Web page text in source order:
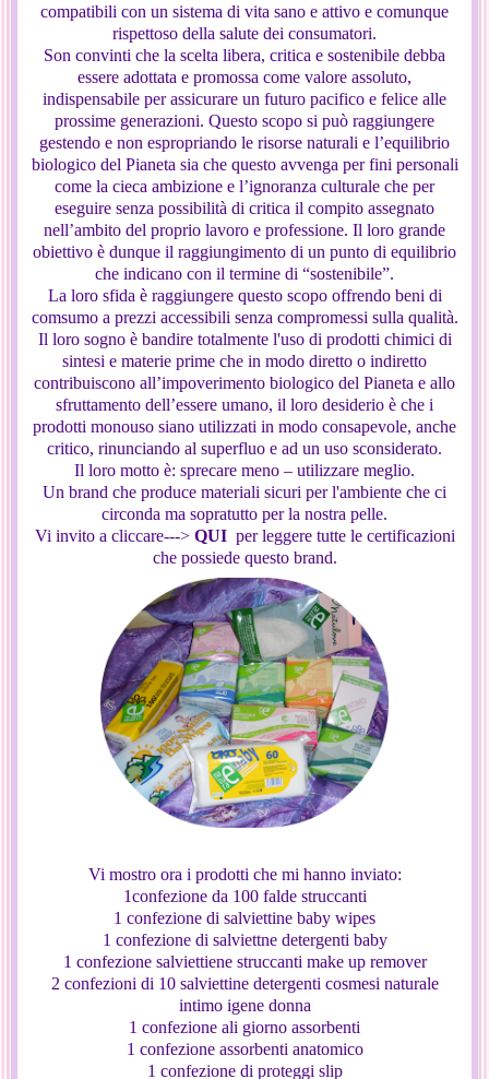
compatibili con un sistema di vita sano e attivo e comunque
rispettoso della salute dei consumatori.
Son convinti che la scelta libera, critica e sostenibile debba
essere adottata e promossa come valore assoluto,
indispensabile per assicurare un futuro pacifico e felice alle
prossime generazioni. Questo scopo si può raggiungere
gestendo e non espropriando le risorse naturali e l’equilibrio
biologico del Pianeta sia che questo avvenga per fini personali
come la cieca ambizione e l’ignoranza culturale che per
eseguire senza possibilità di critica il compito assegnato
nell’ambito del proprio lavoro e professione. Il loro grande
obiettivo è dunque il raggiungimento di un punto di equilibrio
che indicano con il termine di “sostenibile”.
La loro sfida è raggiungere questo scopo offrendo beni di
comsumo a prezzi accessibili senza compromessi sulla qualità.
Il loro sogno è bandire totalmente l'uso di prodotti chimici di
sintesi e materie prime che in modo diretto o indiretto
contribuiscono all’impoverimento biologico del Pianeta e allo
sfruttamento dell’essere umano, il loro desiderio è che i
prodotti monouso siano utilizzati in modo consapevole, anche
critico, rinunciando al superfluo e ad un uso sconsiderato.
Il loro motto è: sprecare meno – utilizzare meglio.
Un brand che produce materiali sicuri per l'ambiente che ci
circonda ma sopratutto per la nostra pelle.
Vi invito a cliccare---> QUIper leggere tutte le certificazioni
che possiede questo brand.
Vi mostro ora i prodotti che mi hanno inviato:
1confezione da 100 falde struccanti
1 confezione di salviettine baby wipes
1 confezione di salviettne detergenti baby
1 confezione salviettiene struccanti make up remover
2 confezioni di 10 salviettine detergenti cosmesi naturale
intimo igene donna
1 confezione ali giorno assorbenti
1 confezione assorbenti anatomico
1 confezione di proteggi slip